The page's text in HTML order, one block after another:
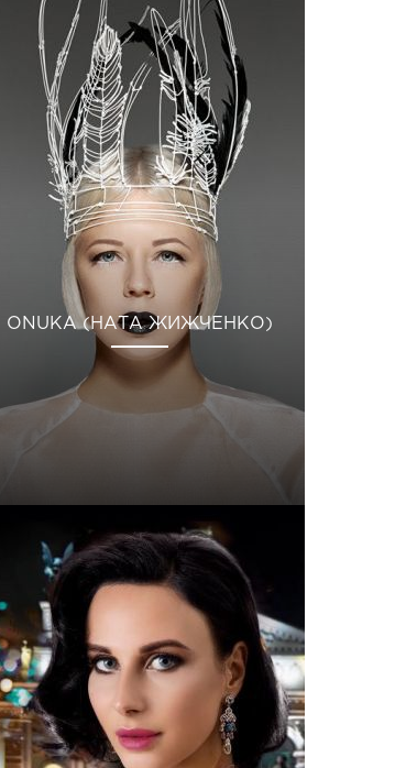
ONUKA (НАТА ЖИЖЧЕНКО)